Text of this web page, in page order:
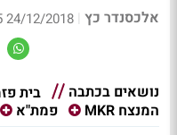
אלכסנדר כץ |
24/12/2018 09:15
נושאים בכתבה בית
המנצח MKR
פמת"א